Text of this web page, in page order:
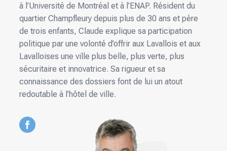
à l’Université de Montréal et à l’ENAP. Résident du
quartier Champfleury depuis plus de 30 ans et père
de trois enfants, Claude explique sa participation
politique par une volonté d’offrir aux Lavallois et aux
Lavalloises une ville plus belle, plus verte, plus
sécuritaire et innovatrice. Sa rigueur et sa
connaissance des dossiers font de lui un atout
redoutable à l’hôtel de ville.